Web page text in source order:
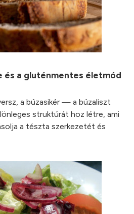
és a gluténmentes életmód
a búzasikér — a búzaliszt
struktúrát hoz létre, ami
a tészta szerkezetét és